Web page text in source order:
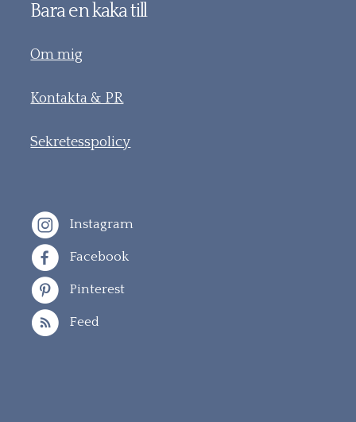
Bara en kaka till
Om mig
Kontakta & PR
Sekretesspolicy
Instagram
Facebook
Pinterest
Feed